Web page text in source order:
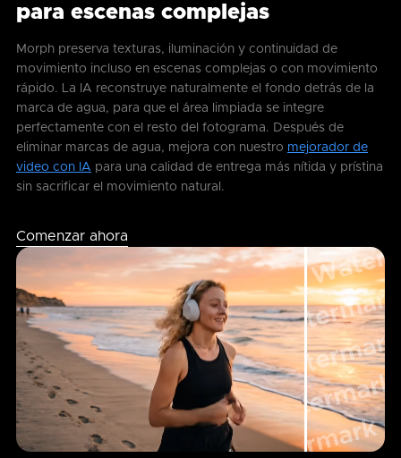
para escenas complejas
Morph preserva texturas, iluminación y continuidad de
movimiento incluso en escenas complejas o con movimiento
rápido. La IA reconstruye naturalmente el fondo detrás de la
marca de agua, para que el área limpiada se integre
perfectamente con el resto del fotograma. Después de
eliminar marcas de agua, mejora con nuestro mejorador de
video con IA para una calidad de entrega más nítida y prístina
sin sacrificar el movimiento natural.
Comenzar ahora